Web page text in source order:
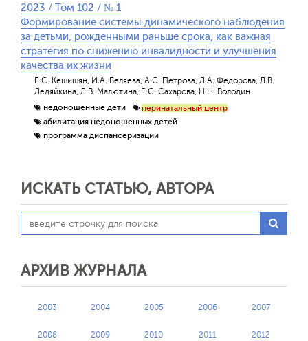
2023 / Том 102 / № 1
Формирование системы динамического наблюдения
за детьми, рожденными раньше срока, как важная
стратегия по снижению инвалидности и улучшения
качества их жизни
Е.С. Кешишян, И.А. Беляева, А.С. Петрова, Л.А. Федорова, Л.В.
Ледяйкина, Л.В. Малютина, Е.С. Сахарова, Н.Н. Володин
недоношенные дети
перинатальный центр
абилитация недоношенных детей
программа диспансеризации
ИСКАТЬ СТАТЬЮ, АВТОРА
АРХИВ ЖУРНАЛА
2003 2004 2005 2006 2007
2008 2009 2010 2011 2012